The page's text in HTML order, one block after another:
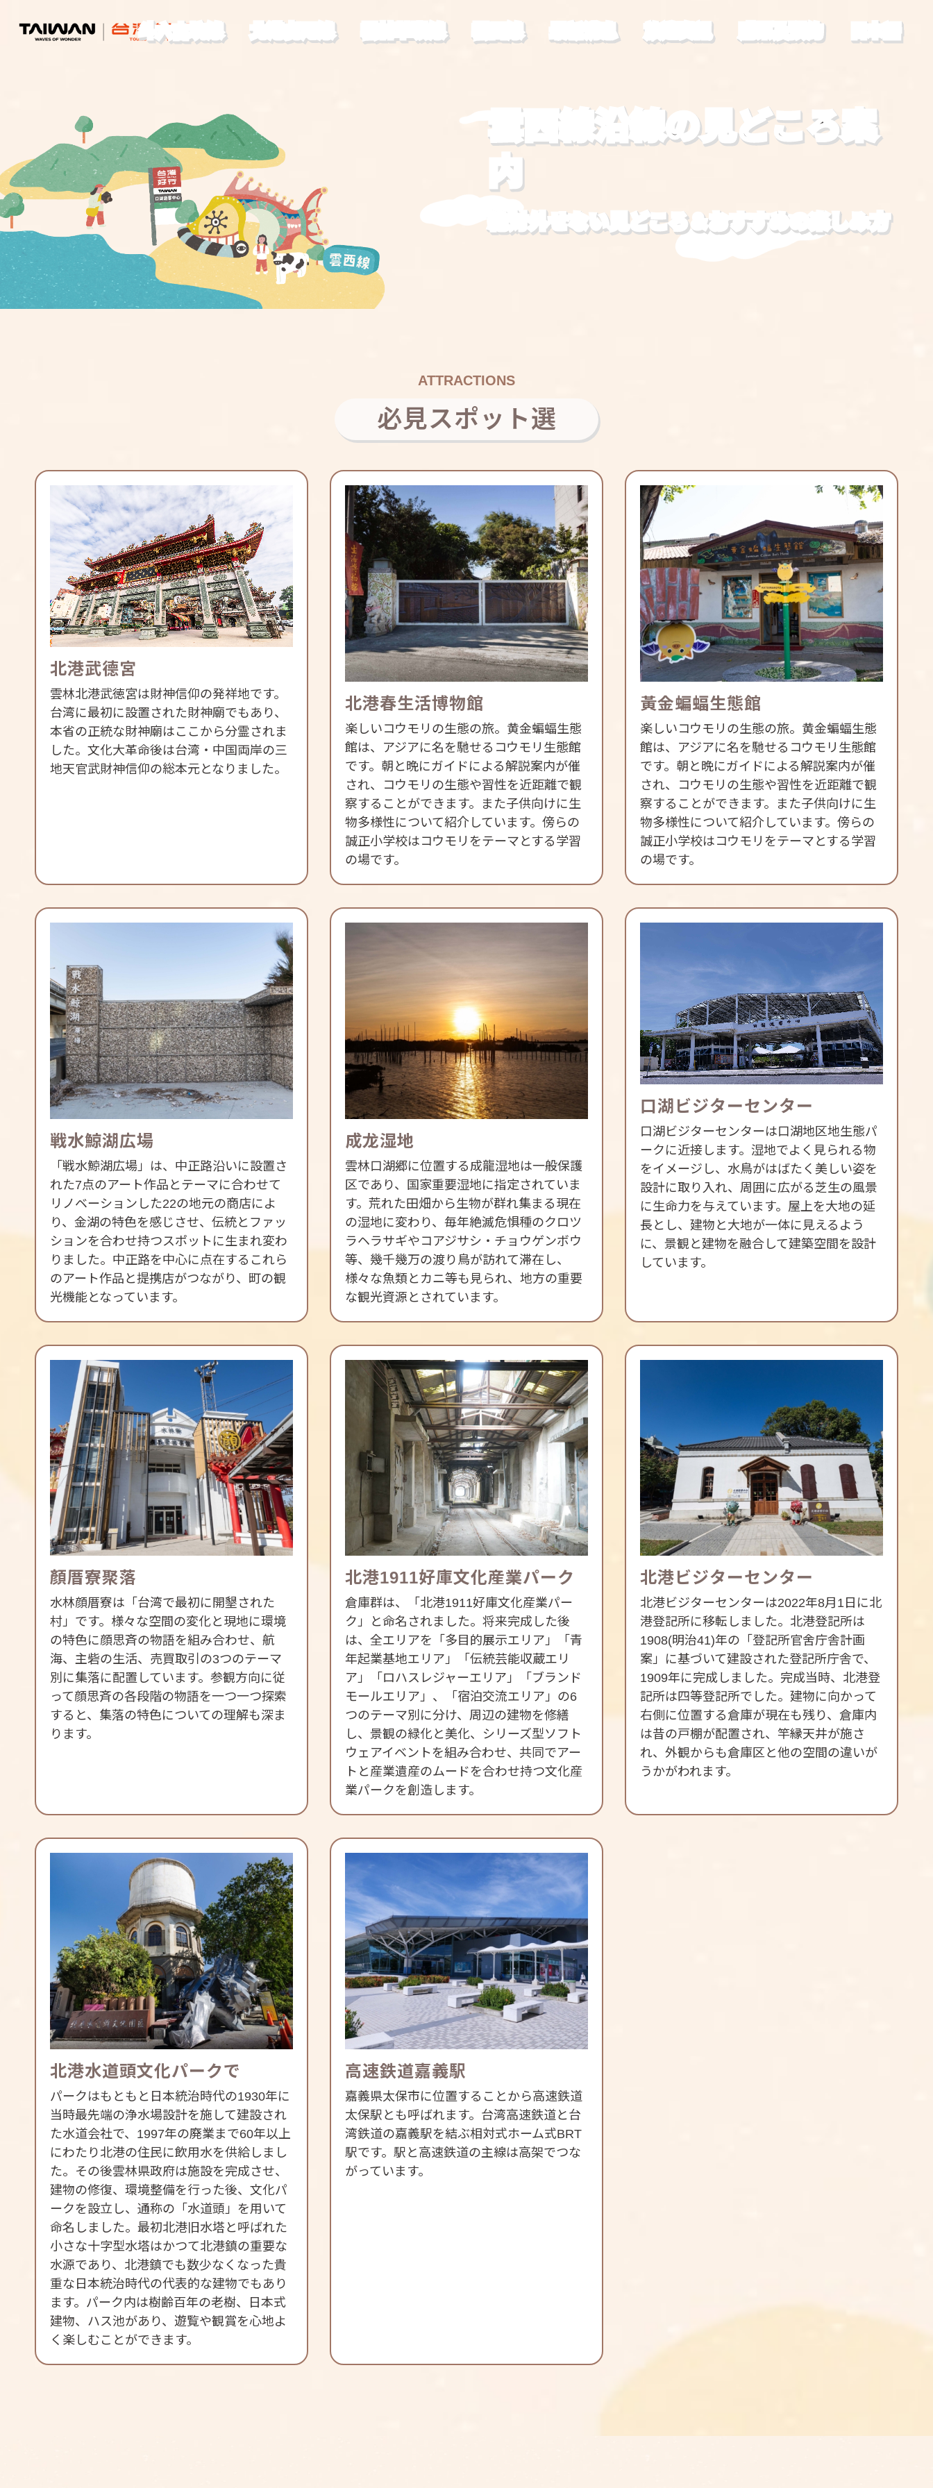
斗六古坑線 北港虎尾線 最新消息 旅遊資訊 購票及預約
雲西線沿線の見どころ案
内
絶対外せない見どころ＆おすすめの楽しみ方
ATTRACTIONS
必見スポット選
北港武德宮
雲林北港武徳宮は財神信仰の発祥地です。
台湾に最初に設置された財神廟でもあり、
本省の正統な財神廟はここから分霊されま
した。文化大革命後は台湾・中国両岸の三
地天官武財神信仰の総本元となりました。
北港春生活博物館
楽しいコウモリの生態の旅。黄金蝙蝠生態
館は、アジアに名を馳せるコウモリ生態館
です。朝と晩にガイドによる解説案内が催
され、コウモリの生態や習性を近距離で観
察することができます。また子供向けに生
物多様性について紹介しています。傍らの
誠正小学校はコウモリをテーマとする学習
の場です。
黃金蝙蝠生態館
楽しいコウモリの生態の旅。黄金蝙蝠生態
館は、アジアに名を馳せるコウモリ生態館
です。朝と晩にガイドによる解説案内が催
され、コウモリの生態や習性を近距離で観
察することができます。また子供向けに生
物多様性について紹介しています。傍らの
誠正小学校はコウモリをテーマとする学習
の場です。
戦水鯨湖広場
「戦水鯨湖広場」は、中正路沿いに設置さ
れた7点のアート作品とテーマに合わせて
リノベーションした22の地元の商店によ
り、金湖の特色を感じさせ、伝統とファッ
ションを合わせ持つスポットに生まれ変わ
りました。中正路を中心に点在するこれら
のアート作品と提携店がつながり、町の観
光機能となっています。
成龙湿地
雲林口湖郷に位置する成龍湿地は一般保護
区であり、国家重要湿地に指定されていま
す。荒れた田畑から生物が群れ集まる現在
の湿地に変わり、毎年絶滅危惧種のクロツ
ラヘラサギやコアジサシ・チョウゲンボウ
等、幾千幾万の渡り鳥が訪れて滞在し、
様々な魚類とカニ等も見られ、地方の重要
な観光資源とされています。
口湖ビジターセンター
口湖ビジターセンターは口湖地区地生態パ
ークに近接します。湿地でよく見られる物
をイメージし、水鳥がはばたく美しい姿を
設計に取り入れ、周囲に広がる芝生の風景
に生命力を与えています。屋上を大地の延
長とし、建物と大地が一体に見えるよう
に、景観と建物を融合して建築空間を設計
しています。
顏厝寮聚落
水林顔厝寮は「台湾で最初に開墾された
村」です。様々な空間の変化と現地に環境
の特色に顔思斉の物語を組み合わせ、航
海、主砦の生活、売買取引の3つのテーマ
別に集落に配置しています。参観方向に従
って顔思斉の各段階の物語を一つ一つ探索
すると、集落の特色についての理解も深ま
ります。
北港1911好庫文化産業パーク
倉庫群は、「北港1911好庫文化産業パー
ク」と命名されました。将来完成した後
は、全エリアを「多目的展示エリア」「青
年起業基地エリア」「伝統芸能収蔵エリ
ア」「ロハスレジャーエリア」「ブランド
モールエリア」、「宿泊交流エリア」の6
つのテーマ別に分け、周辺の建物を修繕
し、景観の緑化と美化、シリーズ型ソフト
ウェアイベントを組み合わせ、共同でアー
トと産業遺産のムードを合わせ持つ文化産
業パークを創造します。
北港ビジターセンター
北港ビジターセンターは2022年8月1日に北
港登記所に移転しました。北港登記所は
1908(明治41)年の「登記所官舍庁舎計画
案」に基づいて建設された登記所庁舎で、
1909年に完成しました。完成当時、北港登
記所は四等登記所でした。建物に向かって
右側に位置する倉庫が現在も残り、倉庫内
は昔の戸棚が配置され、竿縁天井が施さ
れ、外観からも倉庫区と他の空間の違いが
うかがわれます。
北港水道頭文化パークで
パークはもともと日本統治時代の1930年に
当時最先端の浄水場設計を施して建設され
た水道会社で、1997年の廃業まで60年以上
にわたり北港の住民に飲用水を供給しまし
た。その後雲林県政府は施設を完成させ、
建物の修復、環境整備を行った後、文化パ
ークを設立し、通称の「水道頭」を用いて
命名しました。最初北港旧水塔と呼ばれた
小さな十字型水塔はかつて北港鎮の重要な
水源であり、北港鎮でも数少なくなった貴
重な日本統治時代の代表的な建物でもあり
ます。パーク内は樹齢百年の老樹、日本式
建物、ハス池があり、遊覧や観賞を心地よ
く楽しむことができます。
高速鉄道嘉義駅
嘉義県太保市に位置することから高速鉄道
太保駅とも呼ばれます。台湾高速鉄道と台
湾鉄道の嘉義駅を結ぶ相対式ホーム式BRT
駅です。駅と高速鉄道の主線は高架でつな
がっています。